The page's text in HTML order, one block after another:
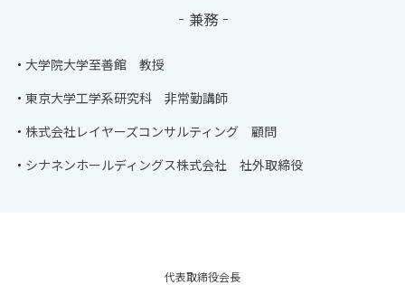
兼務
大学院大学至善館 教授
東京大学工学系研究科 非常勤講師
株式会社レイヤーズコンサルティング 顧問
シナネンホールディングス株式会社 社外取締役
代表取締役会長